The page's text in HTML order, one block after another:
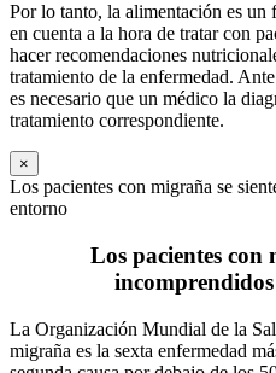
Por lo tanto, la alimentación es un
en cuenta a la hora de tratar con
hacer recomendaciones
tratamiento de la enfermedad.
es necesario que un médico la
tratamiento correspondiente.
×
Los pacientes con migraña se
entorno
Los pacientes con
La Organización Mundial de la
migraña es la sexta enfermedad